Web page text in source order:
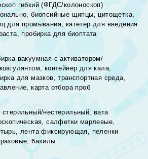
гибкий (ФГДС/колоноскоп)
биопсийные щипцы, цитощетка,
для промывания, катетер для введения
пробирка для биоптата
вакуумная с активатором/
контейнер для кала,
для мазков, транспортная среда,
карта отбора проб
стерильный/нестерильный, вата
салфетки марлевые,
лента фиксирующая, пеленки
бахилы